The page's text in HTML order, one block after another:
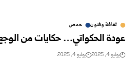
ثقافة وفنون حمص
عودة الحكواتي… حكايات من
يوليو 4, 2025 يوليو 4, 2025